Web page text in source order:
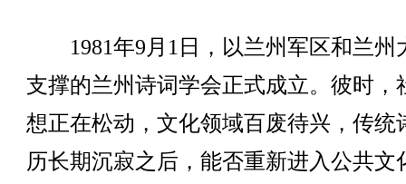
1981年9月1日，以兰州军区和兰州
支撑的兰州诗词学会正式成立。彼时，
想正在松动，文化领域百废待兴，传统
历长期沉寂之后，能否重新进入公共文